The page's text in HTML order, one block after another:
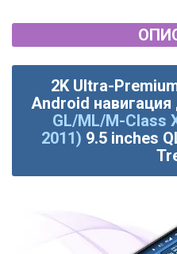
2K Ultra-
Android навигация
GL/ML/M-Class
2011) 9.5 inches